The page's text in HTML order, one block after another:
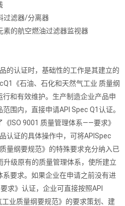
过滤器/分离器
素的航空燃油过滤器监视器
的认证时，基础性的工作是其建立的
《石油、石化和天然气工业 质量纲
和有效维护。生产制造企业产品申
围内，直接申请API Spec Q1认证。
ISO 9001 质量管理体系——要求》
认证的具体操作中，可将APISpec
量纲要规范》的特殊要求充分纳入已
升级原有的质量管理体系，使所建立
系要求。如果企业在申请之前没有进
求》认证，企业可直接按照API
业质量纲要规范》的要求策划、建